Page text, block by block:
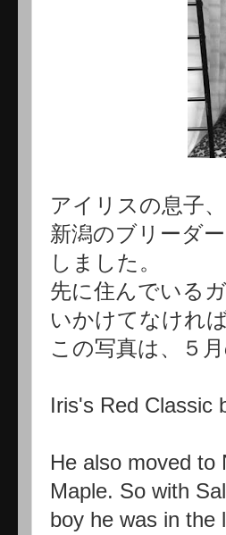
アイリスの息子
新潟のブリーダ
しました。
先に住んでいる
いかけてなけれ
この写真は、５
Iris's Red Classic
He also moved to
Maple. So with
boy he was in the